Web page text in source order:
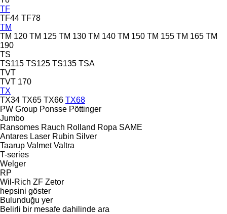
TF
TF44 TF78
TM
TM 120 TM 125 TM 130 TM 140 TM 150 TM 155 TM 165 TM
190
TS
TS115 TS125 TS135 TSA
TVT
TVT 170
TX
TX34 TX65 TX66 TX68
PW Group Ponsse Pöttinger
Jumbo
Ransomes Rauch Rolland Ropa SAME
Antares Laser Rubin Silver
Taarup Valmet Valtra
T-series
Welger
RP
Wil-Rich ZF Zetor
hepsini göster
Bulunduğu yer
Belirli bir mesafe dahilinde ara